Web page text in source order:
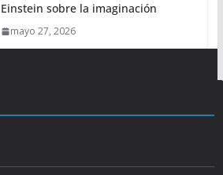
Einstein sobre la imaginación
mayo 27, 2026